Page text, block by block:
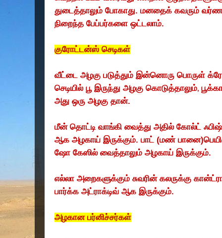
துடைத்தாலும் போகாது. மனதைக் கவரும்
நிறைந்த பேப்பர்களை ஒட்டலாம்.
குரோட்டன்ஸ் செடிகள்
வீட்டை அழகு படுத்தும் இன்னொரு பொருள்
செடியில் பூ இருந்து அழகு கொடுத்தாலும்,
அது ஒரு அழகு தான்.
மீன் தொட்டி வாங்கி வைத்து அதில் கோல்ட் ஃபிஷ்
ஆக அழகாய் இருக்கும். பாட் (மண்
ஷோ கேஸில் வைத்தாலும் அழகாய் இருக்கும்.
எல்லா அறைகளுக்கும் சுவரின் கலருக்கு
பார்க்க அட்ராக்டிவ் ஆக இருக்கும்.
அழகான பர்னிச்சர்கள்